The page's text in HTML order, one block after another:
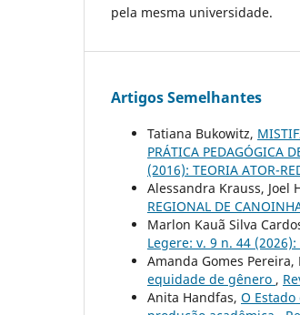
pela mesma universidade.
Artigos Semelhantes
Tatiana Bukowitz,
PRÁTICA PEDAGÓGICA
(2016): TEORIA ATOR-
Alessandra Krauss, Joel
REGIONAL DE
Marlon Kauã Silva
Legere: v. 9 n. 44
Amanda Gomes Pereira,
equidade de gênero ,
Anita Handfas, O